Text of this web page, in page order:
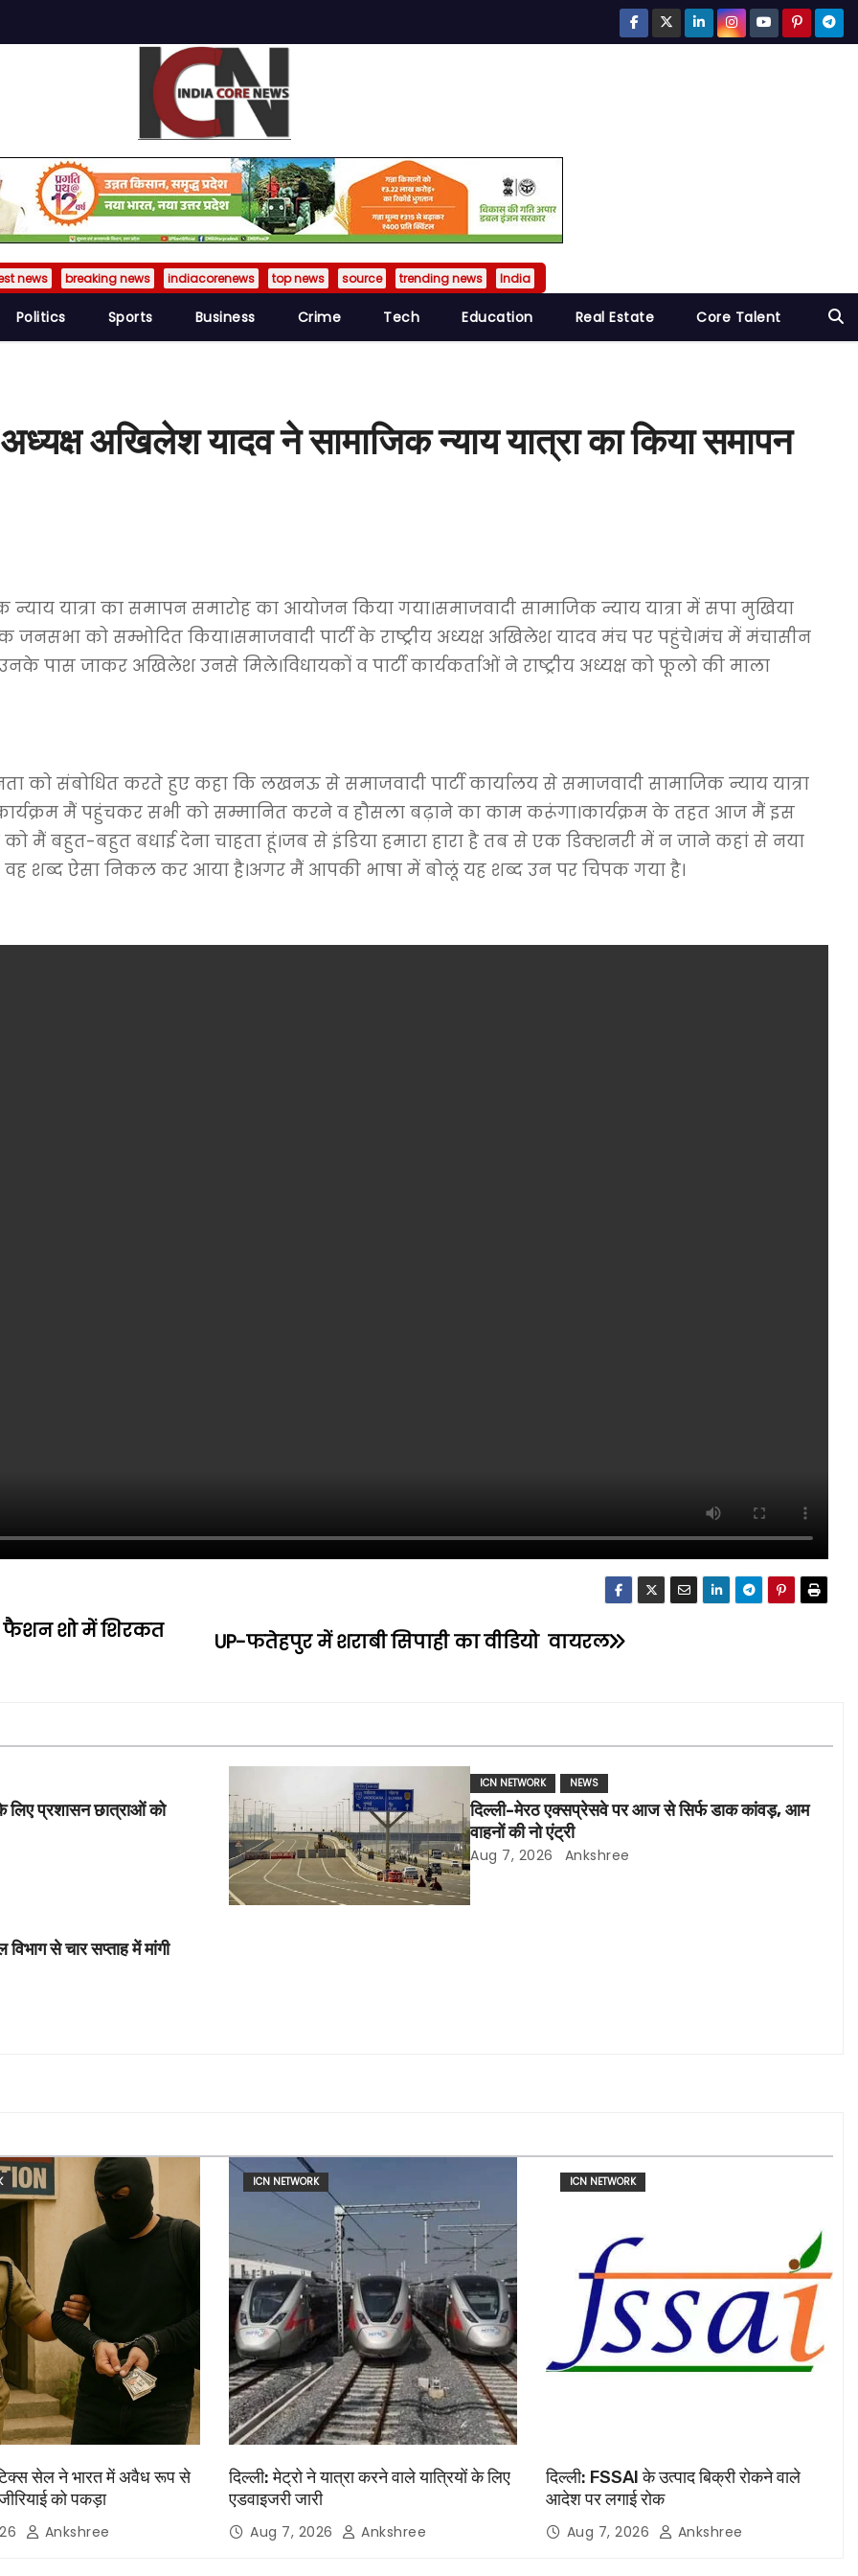
news breaking news indiacorenews top news source trending news India
Politics Sports Business Crime Tech Education Real Estate Core Talent
अखिलेश यादव ने सामाजिक न्याय यात्रा का किया समापन
न्याय यात्रा का समापन समारोह का आयोजन किया गया।समाजवादी सामाजिक न्याय यात्रा में सपा मुखिया
जनसभा को सम्भोदित किया।समाजवादी पार्टी के राष्ट्रीय अध्यक्ष अखिलेश यादव मंच पर पहुंचे।मंच में मंचासीन
पास जाकर अखिलेश उनसे मिले।विधायकों व पार्टी कार्यकर्ताओं ने राष्ट्रीय अध्यक्ष को फूलो की माला
संबोधित करते हुए कहा कि लखनऊ से समाजवादी पार्टी कार्यालय से समाजवादी सामाजिक न्याय यात्रा
मैं पहुंचकर सभी को सम्मानित करने व हौसला बढ़ाने का काम करूंगा।कार्यक्रम के तहत आज मैं इस
को मैं बहुत-बहुत बधाई देना चाहता हूं।जब से इंडिया हमारा हारा है तब से एक डिक्शनरी में न जाने कहां से नया
शब्द ऐसा निकल कर आया है।अगर मैं आपकी भाषा में बोलूं यह शब्द उन पर चिपक गया है।
UP-फतेहपुर में शराबी सिपाही का वीडियो वायरल
फैशन शो में शिरकत
लिए प्रशासन छात्राओं को
ICN NETWORK NEWS
दिल्ली-मेरठ एक्सप्रेसवे पर आज से सिर्फ डाक कांवड़, आम
वाहनों की नो एंट्री
Aug 7, 2026 Ankshree
से चार सप्ताह में मांगी
सेल ने भारत में अवैध रूप से
को पकड़ा
Ankshree
ICN NETWORK
दिल्ली: मेट्रो ने यात्रा करने वाले यात्रियों के लिए
एडवाइजरी जारी
Aug 7, 2026 Ankshree
ICN NETWORK
दिल्ली: FSSAI के उत्पाद बिक्री रोकने वाले
आदेश पर लगाई रोक
Aug 7, 2026 Ankshree